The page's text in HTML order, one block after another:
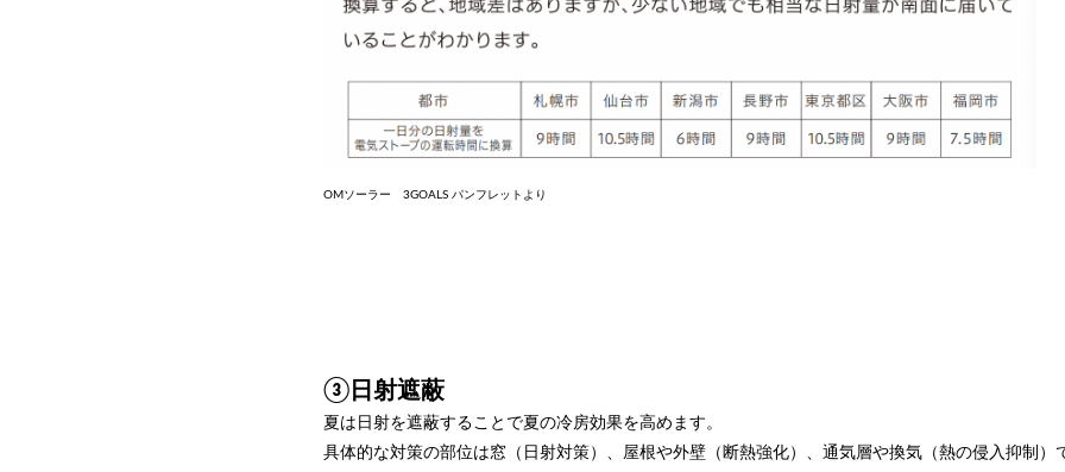
OMソーラー 3GOALS パンフレットより
③日射遮蔽
夏は日射を遮蔽することで夏の冷房効果を高めます。
具体的な対策の部位は窓（日射対策）、屋根や外壁（断熱強化）、通気層や換気（熱の侵入抑制）